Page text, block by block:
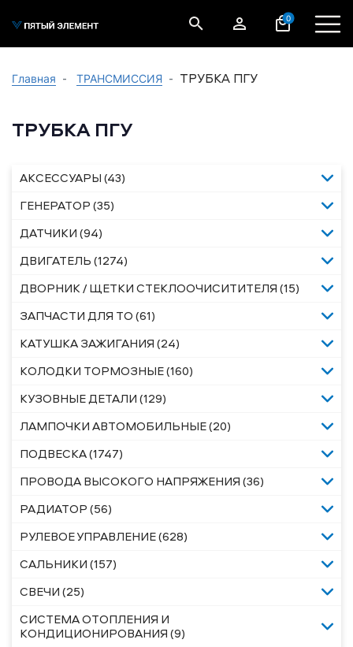
0
Главная ТРАНСМИССИЯ ТРУБКА ПГУ
ТРУБКА ПГУ
АКСЕССУАРЫ (43)
ГЕНЕРАТОР (35)
ДАТЧИКИ (94)
ДВИГАТЕЛЬ (1274)
ДВОРНИК / ЩЕТКИ СТЕКЛООЧИСИТИТЕЛЯ (15)
ЗАПЧАСТИ ДЛЯ ТО (61)
КАТУШКА ЗАЖИГАНИЯ (24)
КОЛОДКИ ТОРМОЗНЫЕ (160)
КУЗОВНЫЕ ДЕТАЛИ (129)
ЛАМПОЧКИ АВТОМОБИЛЬНЫЕ (20)
ПОДВЕСКА (1747)
ПРОВОДА ВЫСОКОГО НАПРЯЖЕНИЯ (36)
РАДИАТОР (56)
РУЛЕВОЕ УПРАВЛЕНИЕ (628)
САЛЬНИКИ (157)
СВЕЧИ (25)
СИСТЕМА ОТОПЛЕНИЯ И
КОНДИЦИОНИРОВАНИЯ (9)